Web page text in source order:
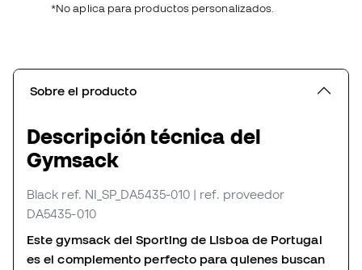
*No aplica para productos personalizados.
Sobre el producto
Descripción técnica del
Gymsack
Black ref. NI_SP_DA5435-010 | ref. proveedor
DA5435-010
Este gymsack del Sporting de Lisboa de Portugal
es el complemento perfecto para quienes buscan